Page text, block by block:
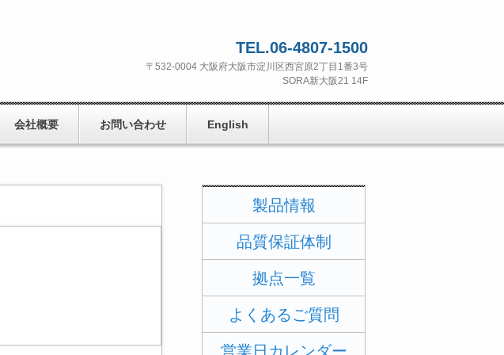
TEL.06-4807-1500
〒532‐0004 大阪府大阪市淀川区西宮原2丁目1番3号
SORA新大阪21 14F
会社概要 お問い合わせ English
製品情報
品質保証体制
拠点一覧
よくあるご質問
営業日カレンダー